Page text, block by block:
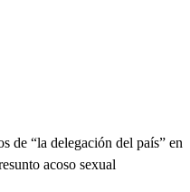
de “la delegación del país” en
acoso sexual